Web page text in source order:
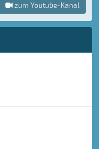
zum Youtube-Kanal